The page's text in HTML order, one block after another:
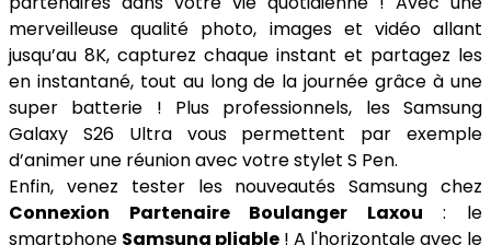
merveilleuse qualité photo, images et vidéo allant
jusqu’au 8K, capturez chaque instant et partagez les
en instantané, tout au long de la journée grâce à une
super batterie ! Plus professionnels, les Samsung
Galaxy S26 Ultra vous permettent par exemple
d’animer une réunion avec votre stylet S Pen.
Enfin, venez tester les nouveautés Samsung chez
Connexion Partenaire Boulanger Laxou : le
smartphone Samsung pliable ! A l'horizontale avec le